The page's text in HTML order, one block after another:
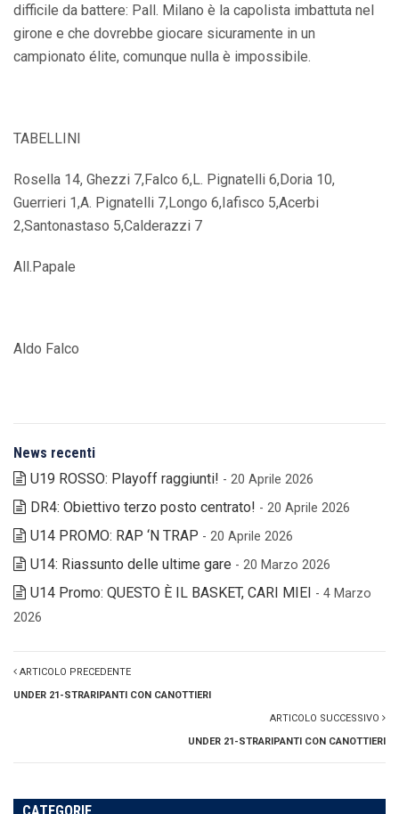
difficile da battere: Pall. Milano è la capolista imbattuta nel
girone e che dovrebbe giocare sicuramente in un
campionato élite, comunque nulla è impossibile.
TABELLINI
Rosella 14, Ghezzi 7,Falco 6,L. Pignatelli 6,Doria 10,
Guerrieri 1,A. Pignatelli 7,Longo 6,Iafisco 5,Acerbi
2,Santonastaso 5,Calderazzi 7
All.Papale
Aldo Falco
News recenti
U19 ROSSO: Playoff raggiunti! - 20 Aprile 2026
DR4: Obiettivo terzo posto centrato! - 20 Aprile 2026
U14 PROMO: RAP ‘N TRAP - 20 Aprile 2026
U14: Riassunto delle ultime gare - 20 Marzo 2026
U14 Promo: QUESTO È IL BASKET, CARI MIEI - 4 Marzo
2026
ARTICOLO PRECEDENTE
UNDER 21-STRARIPANTI CON CANOTTIERI
ARTICOLO SUCCESSIVO
UNDER 21-STRARIPANTI CON CANOTTIERI